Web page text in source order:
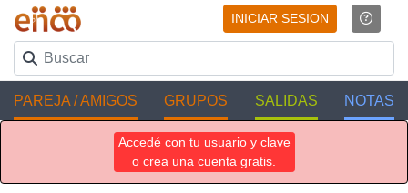
INICIAR SESION
PAREJA / AMIGOS GRUPOS SALIDAS NOTAS
Accedé con tu usuario y clave
o crea una cuenta gratis.